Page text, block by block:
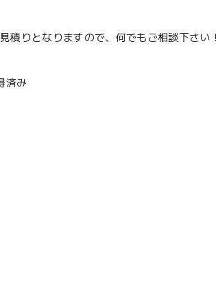
積りとなりますので、何でもご相談下さい！
済み